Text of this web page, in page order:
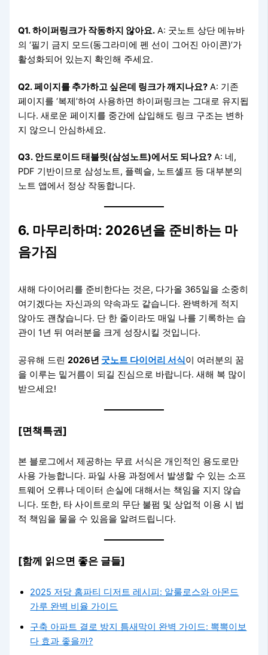
Q1. 하이퍼링크가 작동하지 않아요. A: 굿노트 상단 메뉴바
의 ‘필기 금지 모드(동그라미에 펜 선이 그어진 아이콘)’가
활성화되어 있는지 확인해 주세요.
Q2. 페이지를 추가하고 싶은데 링크가 깨지나요? A: 기존
페이지를 ‘복제’하여 사용하면 하이퍼링크는 그대로 유지됩
니다. 새로운 페이지를 중간에 삽입해도 링크 구조는 변하
지 않으니 안심하세요.
Q3. 안드로이드 태블릿(삼성노트)에서도 되나요? A: 네,
PDF 기반이므로 삼성노트, 플렉슬, 노트셸프 등 대부분의
노트 앱에서 정상 작동합니다.
6. 마무리하며: 2026년을 준비하는 마
음가짐
새해 다이어리를 준비한다는 것은, 다가올 365일을 소중히
여기겠다는 자신과의 약속과도 같습니다. 완벽하게 적지
않아도 괜찮습니다. 단 한 줄이라도 매일 나를 기록하는 습
관이 1년 뒤 여러분을 크게 성장시킬 것입니다.
공유해 드린2026년 굿노트 다이어리 서식이 여러분의 꿈
을 이루는 밑거름이 되길 진심으로 바랍니다. 새해 복 많이
받으세요!
[면책특권]
본 블로그에서 제공하는 무료 서식은 개인적인 용도로만
사용 가능합니다. 파일 사용 과정에서 발생할 수 있는 소프
트웨어 오류나 데이터 손실에 대해서는 책임을 지지 않습
니다. 또한, 타 사이트로의 무단 불펌 및 상업적 이용 시 법
적 책임을 물을 수 있음을 알려드립니다.
[함께 읽으면 좋은 글들]
2025 저당 홈파티 디저트 레시피: 알룰로스와 아몬드
가루 완벽 비율 가이드
구축 아파트 결로 방지 틈새막이 완벽 가이드: 뽁뽁이보
다 효과 좋을까?